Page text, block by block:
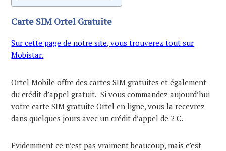
Carte SIM Ortel Gratuite
Sur cette page de notre site, vous trouverez tout sur
Mobistar.
Ortel Mobile offre des cartes SIM gratuites et également
du crédit d’appel gratuit. Si vous commandez aujourd’hui
votre carte SIM gratuite Ortel en ligne, vous la recevrez
dans quelques jours avec un crédit d’appel de 2 €.
Evidemment ce n’est pas vraiment beaucoup, mais c’est